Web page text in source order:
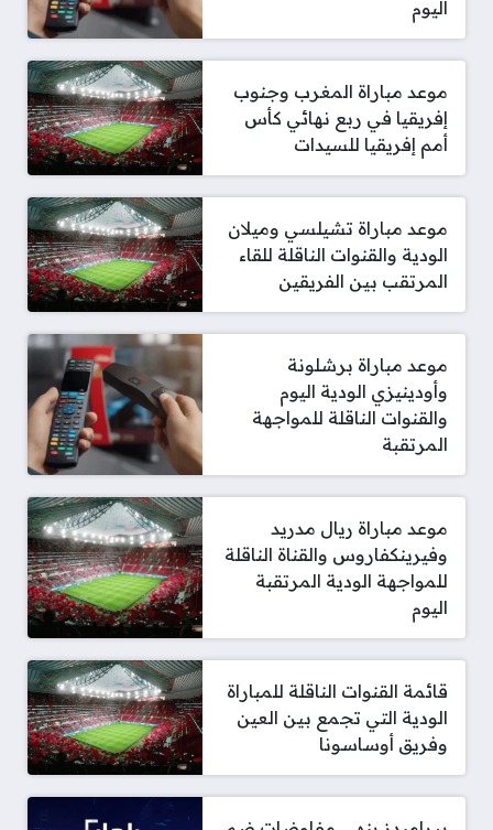
اليوم
موعد مباراة المغرب وجنوب
إفريقيا في ربع نهائي كأس
أمم إفريقيا للسيدات
موعد مباراة تشيلسي وميلان
الودية والقنوات الناقلة للقاء
المرتقب بين الفريقين
موعد مباراة برشلونة
وأودينيزي الودية اليوم
والقنوات الناقلة للمواجهة
المرتقبة
موعد مباراة ريال مدريد
وفيرينكفاروس والقناة الناقلة
للمواجهة الودية المرتقبة
اليوم
قائمة القنوات الناقلة للمباراة
الودية التي تجمع بين العين
وفريق أوساسونا